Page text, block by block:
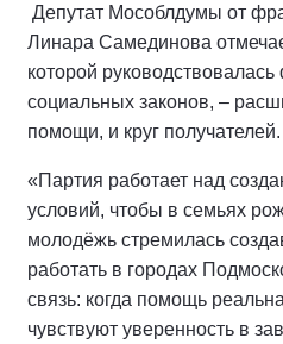
Депутат Мособлдумы от
Линара Самединова
которой
социальных законов, –
помощи, и круг получателей.
«Партия работает над
условий, чтобы в семьях
молодёжь стремилась
работать в городах
связь: когда помощь
чувствуют уверенность в